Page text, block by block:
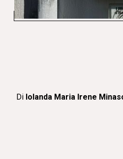
Di Iolanda Maria Irene